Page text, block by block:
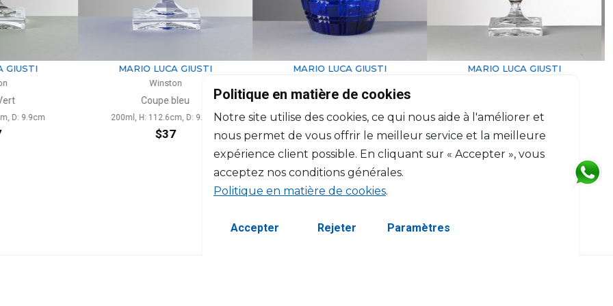
GIUSTI
D: 9.9cm
MARIO LUCA GIUSTI
Winston
Verre à eau bleu
295ml, H: 10cm, D: 9cm
$38
MARIO LUCA GIUSTI
Verre à vin ambre
H: 14cm, D: 9cm
$38
MARIO LUCA GIUSTI
H: 14cm, D: 9cm
$38
Politique en matière de cookies
Notre site utilise des cookies, ce qui nous aide à l'améliorer et
nous permet de vous offrir le meilleur service et la meilleure
expérience client possible. En cliquant sur « Accepter », vous
acceptez nos conditions générales.
Politique en matière de cookies.
Accepter Rejeter Paramètres